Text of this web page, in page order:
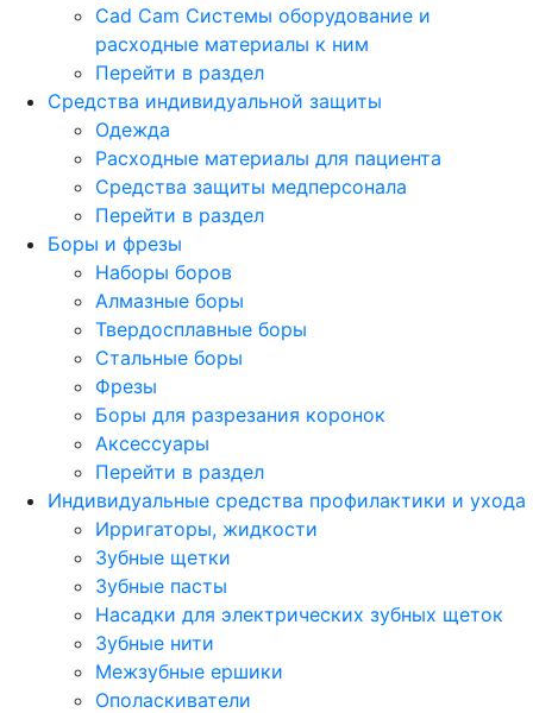
Cad Cam Системы оборудование и
расходные материалы к ним
Перейти в раздел
Средства индивидуальной защиты
Одежда
Расходные материалы для пациента
Средства защиты медперсонала
Перейти в раздел
Боры и фрезы
Наборы боров
Алмазные боры
Твердосплавные боры
Стальные боры
Фрезы
Боры для разрезания коронок
Аксессуары
Перейти в раздел
Индивидуальные средства профилактики и ухода
Ирригаторы, жидкости
Зубные щетки
Зубные пасты
Насадки для электрических зубных щеток
Зубные нити
Межзубные ершики
Ополаскиватели